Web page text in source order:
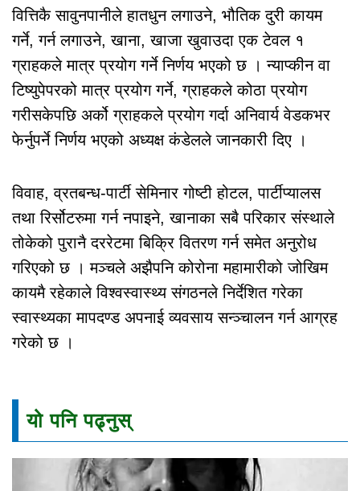
वित्तिकै सावुनपानीले हातधुन लगाउने, भौतिक दुरी कायम
गर्ने, गर्न लगाउने, खाना, खाजा खुवाउदा एक टेवल १
ग्राहकले मात्र प्रयोग गर्ने निर्णय भएको छ । न्याप्कीन वा
टिष्युपेपरको मात्र प्रयोग गर्ने, ग्राहकले कोठा प्रयोग
गरीसकेपछि अर्को ग्राहकले प्रयोग गर्दा अनिवार्य वेडकभर
फेर्नुपर्ने निर्णय भएको अध्यक्ष कंडेलले जानकारी दिए ।
विवाह, व्रतबन्ध-पार्टी सेमिनार गोष्टी होटल, पार्टीप्यालस
तथा रिर्सोटरुमा गर्न नपाइने, खानाका सबै परिकार संस्थाले
तोकेको पुरानै दररेटमा बिक्रि वितरण गर्न समेत अनुरोध
गरिएको छ । मञ्चले अझैपनि कोरोना महामारीको जोखिम
कायमै रहेकाले विश्वस्वास्थ्य संगठनले निर्देशित गरेका
स्वास्थ्यका मापदण्ड अपनाई व्यवसाय सन्ञ्चालन गर्न आग्रह
गरेको छ ।
यो पनि पढ्नुस्